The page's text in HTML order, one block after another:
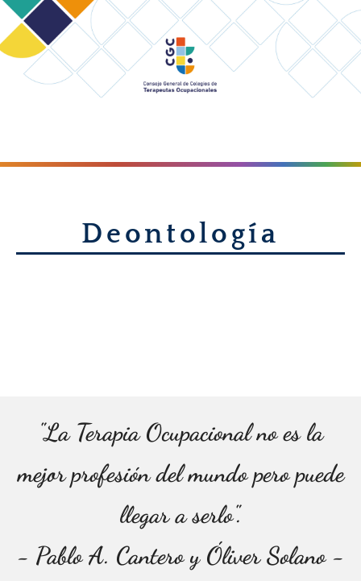
Deontología
"La Terapia Ocupacional no es la
mejor profesión del mundo pero puede
llegar a serlo".
- Pablo A. Cantero y Óliver Solano -